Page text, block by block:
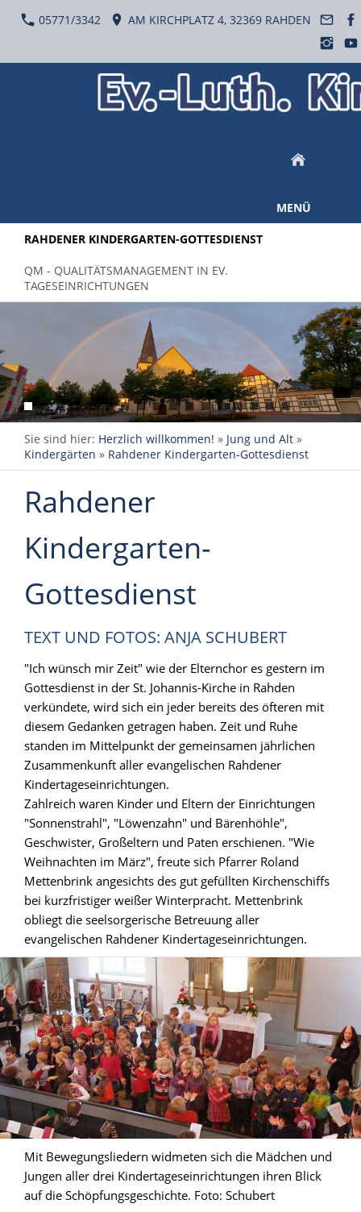
05771/3342 AM KIRCHPLATZ 4, 32369 RAHDEN
MENÜ
RAHDENER KINDERGARTEN-GOTTESDIENST
QM - QUALITÄTSMANAGEMENT IN EV.
TAGESEINRICHTUNGEN
Sie sind hier: Herzlich willkommen! » Jung und Alt »
Kindergärten » Rahdener Kindergarten-Gottesdienst
Rahdener
Kindergarten-
Gottesdienst
TEXT UND FOTOS: ANJA SCHUBERT
"Ich wünsch mir Zeit" wie der Elternchor es gestern im
Gottesdienst in der St. Johannis-Kirche in Rahden
verkündete, wird sich ein jeder bereits des öfteren mit
diesem Gedanken getragen haben. Zeit und Ruhe
standen im Mittelpunkt der gemeinsamen jährlichen
Zusammenkunft aller evangelischen Rahdener
Kindertageseinrichtungen.
Zahlreich waren Kinder und Eltern der Einrichtungen
"Sonnenstrahl", "Löwenzahn" und Bärenhöhle",
Geschwister, Großeltern und Paten erschienen. "Wie
Weihnachten im März", freute sich Pfarrer Roland
Mettenbrink angesichts des gut gefüllten Kirchenschiffs
bei kurzfristiger weißer Winterpracht. Mettenbrink
obliegt die seelsorgerische Betreuung aller
evangelischen Rahdener Kindertageseinrichtungen.
Mit Bewegungsliedern widmeten sich die Mädchen und
Jungen aller drei Kindertageseinrichtungen ihren Blick
auf die Schöpfungsgeschichte. Foto: Schubert